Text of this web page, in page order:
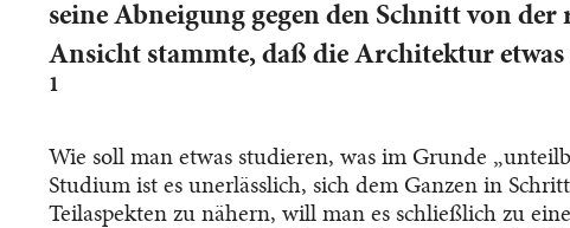
seine Abneigung gegen den Schnitt von
Ansicht stammte, daß die Architektur etwas
1
Wie soll man etwas studieren, was im Grunde
Studium ist es unerlässlich, sich dem Ganzen in
Teilaspekten zu nähern, will man es schließlich zu